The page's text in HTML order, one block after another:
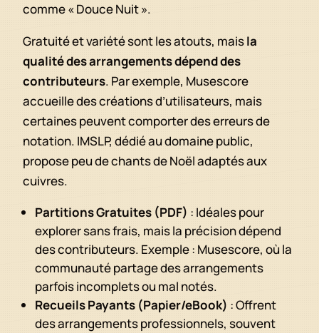
comme « Douce Nuit ».
Gratuité et variété sont les atouts, maisla
qualité des arrangements dépend des
contributeurs. Par exemple, Musescore
accueille des créations d’utilisateurs, mais
certaines peuvent comporter des erreurs de
notation. IMSLP, dédié au domaine public,
propose peu de chants de Noël adaptés aux
cuivres.
Partitions Gratuites (PDF) : Idéales pour
explorer sans frais, mais la précision dépend
des contributeurs. Exemple : Musescore, où la
communauté partage des arrangements
parfois incomplets ou mal notés.
Recueils Payants (Papier/eBook) : Offrent
des arrangements professionnels, souvent